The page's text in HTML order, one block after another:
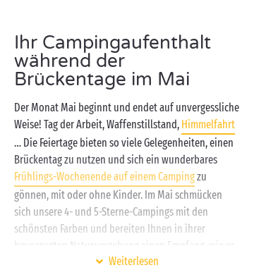
Ihr Campingaufenthalt
während der
Brückentage im Mai
Der Monat Mai beginnt und endet auf unvergessliche
Weise! Tag der Arbeit, Waffenstillstand, Himmelfahrt
… Die Feiertage bieten so viele Gelegenheiten, einen
Brückentag zu nutzen und sich ein wunderbares
Frühlings-Wochenende auf einem Campingzu
gönnen, mit oder ohne Kinder. Im Mai schmücken
sich unsere 4- und 5-Sterne-Campings mit den
schönsten Farben und bereiten Ihnen in ihrer
bevorzugten Naturumgebung einen Empfang, wie er
schöner nicht sein könnte. Baden,
Weiterlesen